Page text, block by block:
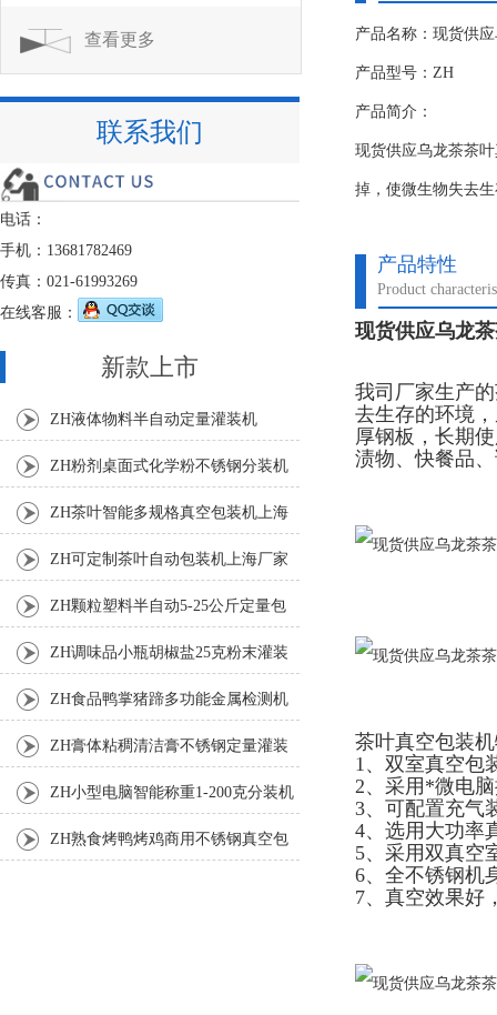
产品名称：现货供
产品型号：ZH
产品简介：
现货供应乌龙茶茶
掉，使微生物失去
产品特性
Product
现货供应乌龙
我司厂家生产
去生存的环境
厚钢板，长期
渍物、快餐品
茶叶真空包装
1、双室真空包
2、采用*微电
3、可配置充气
4、选用大功率
5、采用双真空
6、全不锈钢机
7、真空效果好
查看更多
联系我们
电话：
手机：13681782469
传真：021-61993269
在线客服：
新款上市
ZH液体物料半自动定量灌装机
ZH粉剂桌面式化学粉不锈钢分装机
ZH茶叶智能多规格真空包装机上海
厂家 ZH可定制茶叶自动包装机上海厂家
ZH颗粒塑料半自动5-25公斤定量包
装机 ZH调味品小瓶胡椒盐25克粉末灌装
ZH食品鸭掌猪蹄多功能金属检测机
ZH膏体粘稠清洁膏不锈钢定量灌装
机厂家 ZH小型电脑智能称重1-200克分装机
ZH熟食烤鸭烤鸡商用不锈钢真空包